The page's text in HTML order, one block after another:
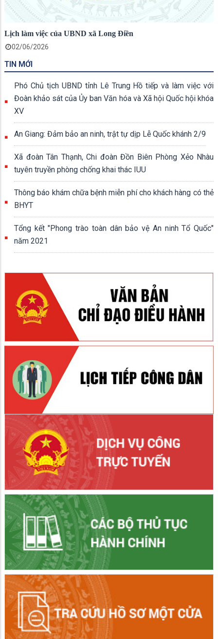
Lịch làm việc của UBND xã Long Điền
02/06/2026
TIN MỚI
Phó Chủ tịch UBND tỉnh Lê Trung Hồ tiếp và làm việc với
Đoàn khảo sát của Ủy ban Văn hóa và Xã hội Quốc hội khóa
XV
An Giang: Đảm bảo an ninh, trật tự dịp Lễ Quốc khánh 2/9
Xã đoàn Tân Thạnh, Chi đoàn Đồn Biên Phòng Xẻo Nhàu
tuyên truyền phòng chống khai thác IUU
Thông báo khám chữa bệnh miễn phí cho khách hàng có thẻ
BHYT
Tổng kết "Phong trào toàn dân bảo vệ An ninh Tổ Quốc"
năm 2021